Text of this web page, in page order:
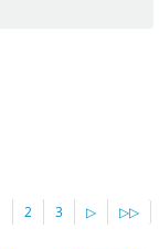
2 3 ▷ ▷▷